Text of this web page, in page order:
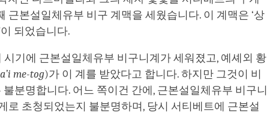
근본설일체유부 비구 계맥을 세웠습니다. 이 계맥은 ‘상
이 되었습니다.
시기에 근본설일체유부 비구니계가 세워졌고, 예셰외 황
me-tog)가 이 계를 받았다고 합니다. 하지만 그것이 비
분명합니다. 어느 쪽이건 간에, 근본설일체유부 비구니
로 초청되었는지 불분명하며, 당시 서티베트에 근본설